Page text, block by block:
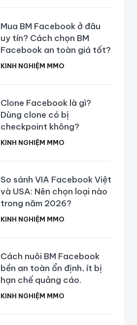
Mua BM Facebook ở đâu
uy tín? Cách chọn BM
Facebook an toàn giá tốt?
KINH NGHIỆM MMO
Clone Facebook là gì?
Dùng clone có bị
checkpoint không?
KINH NGHIỆM MMO
So sánh VIA Facebook Việt
và USA: Nên chọn loại nào
trong năm 2026?
KINH NGHIỆM MMO
Cách nuôi BM Facebook
bền an toàn ổn định, ít bị
hạn chế quảng cáo.
KINH NGHIỆM MMO